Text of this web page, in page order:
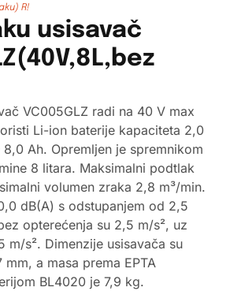
R!
usisavač
VC005GLZ radi na 40 V max
Li-ion baterije kapaciteta 2,0
Ah. Opremljen je spremnikom
8 litara. Maksimalni podtlak
volumen zraka 2,8 m³/min.
dB(A) s odstupanjem od 2,5
opterećenja su 2,5 m/s², uz
m/s². Dimenzije usisavača su
a masa prema EPTA
BL4020 je 7,9 kg.